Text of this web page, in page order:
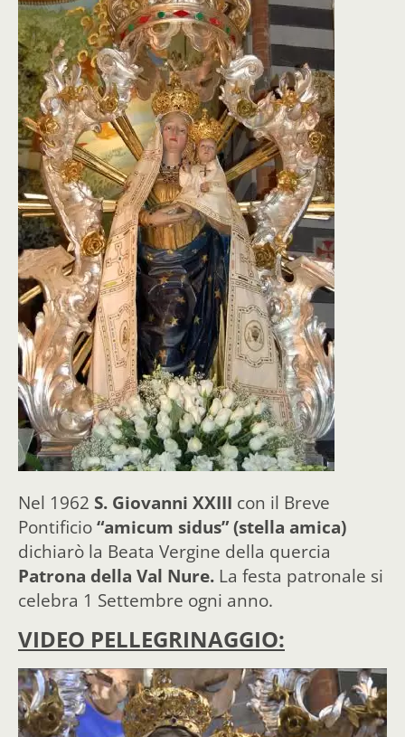
Nel 1962 S. Giovanni XXIII con il Breve
Pontificio “amicum sidus” (stella amica)
dichiarò la Beata Vergine della quercia
Patrona della Val Nure. La festa patronale si
celebra 1 Settembre ogni anno.
VIDEO PELLEGRINAGGIO: